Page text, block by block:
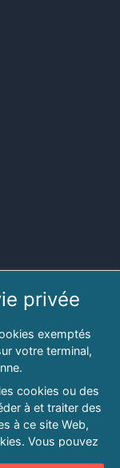
privée
exemptés
votre terminal,
cookies ou des
à et traiter des
à ce site Web,
Vous pouvez